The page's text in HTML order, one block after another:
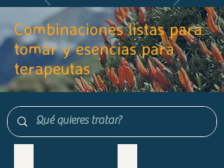
Combinaciones listas para
tomar y esencias para
terapeutas